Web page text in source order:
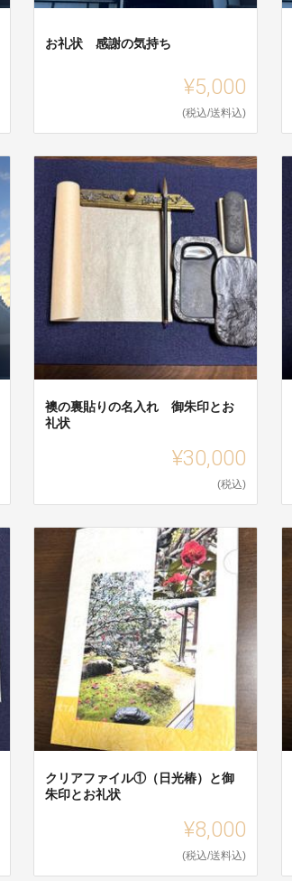
お礼状 感謝の気持ち
¥5,000
(税込/送料込)
襖の裏貼りの名入れ 御朱印とお
礼状
¥30,000
(税込)
クリアファイル①（日光椿）と御
朱印とお礼状
¥8,000
(税込/送料込)